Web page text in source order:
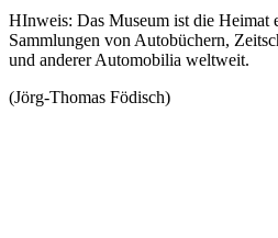
HInweis: Das Museum ist die Heimat
Sammlungen von Autobüchern,
und anderer Automobilia weltweit.
(Jörg-Thomas Födisch)